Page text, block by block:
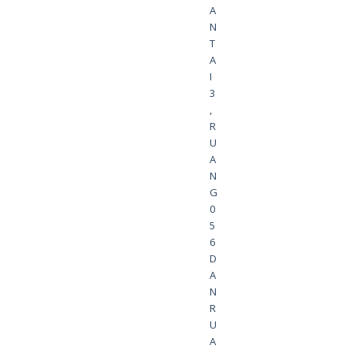
A
N
T
A
I
3
,
R
U
A
N
G
0
5
6
D
A
N
R
U
A